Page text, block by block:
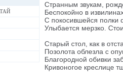
Странным звукам,
Беспокойно в
С покосившейся
Улыбается мерзко.
Старый стол, как в
Позолота облезла с
Благородной обивки
Кривоногое креслице